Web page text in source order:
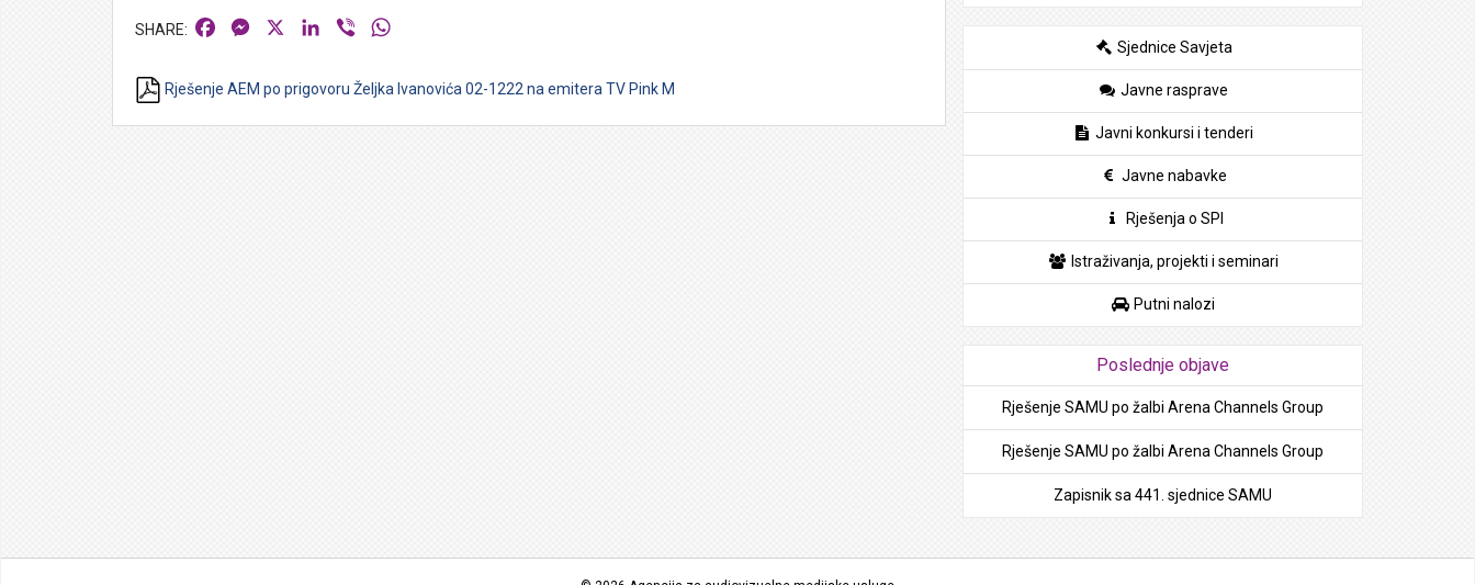
FacebookMessengerLinkedIn
Viber
Rješenje AEM po prigovoru Željka Ivanovića 02-1222 na emitera TV Pink M
Sjednice Savjeta
Javne rasprave
Javni konkursi i tenderi
Javne nabavke
Rješenja o SPI
Istraživanja, projekti i seminari
Putni nalozi
Poslednje objave
Rješenje SAMU po žalbi Arena Channels Group
Rješenje SAMU po žalbi Arena Channels Group
Zapisnik sa 441. sjednice SAMU